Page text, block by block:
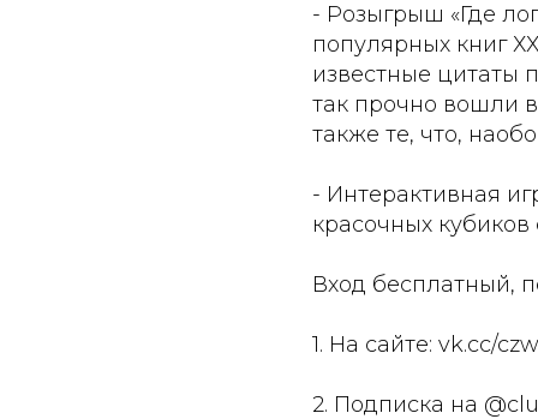
- Розыгрыш «Где
популярных книг
известные цитаты
так прочно вошли
также те, что,
- Интерактивная
красочных
Вход бесплатный,
1. На сайте: vk.cc/
2. Подписка на